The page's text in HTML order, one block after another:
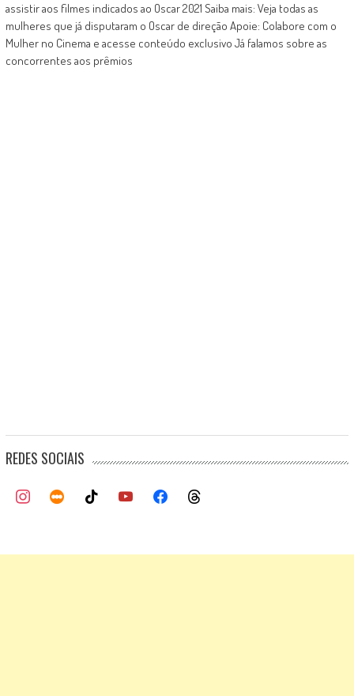
assistir aos filmes indicados ao Oscar 2021 Saiba mais: Veja todas as
mulheres que já disputaram o Oscar de direção Apoie: Colabore com o
Mulher no Cinema e acesse conteúdo exclusivo Já falamos sobre as
concorrentes aos prêmios
REDES SOCIAIS